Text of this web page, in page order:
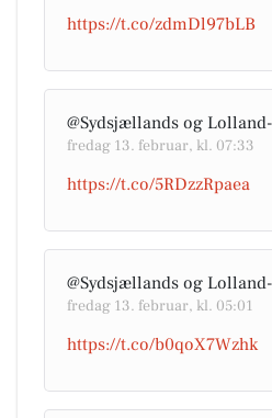
https://t.co/zdmDl97bLB
@Sydsjællands og
fredag 13. februar, kl. 07:33
https://t.co/5RDzzRpaea
@Sydsjællands og
fredag 13. februar, kl. 05:01
https://t.co/b0qoX7Wzhk